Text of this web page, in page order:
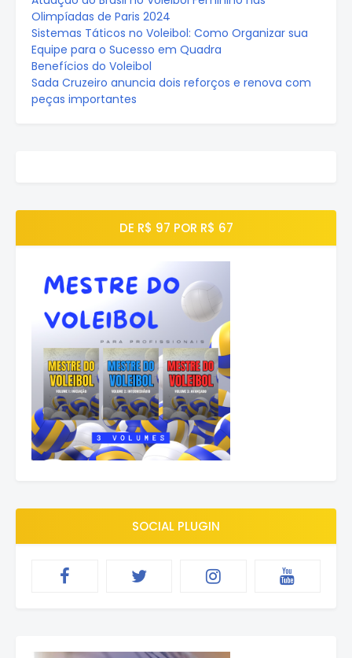
Olimpíadas de Paris 2024
Sistemas Táticos no Voleibol: Como Organizar sua
Equipe para o Sucesso em Quadra
Benefícios do Voleibol
Sada Cruzeiro anuncia dois reforços e renova com
peças importantes
DE R$ 97 POR R$ 67
SOCIAL PLUGIN